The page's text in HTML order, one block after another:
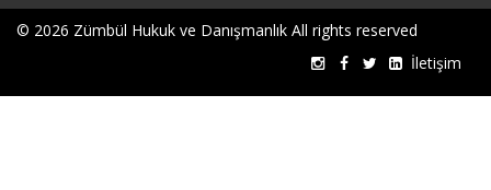
© 2026 Zümbül Hukuk ve Danışmanlık All rights reserved
İletişim